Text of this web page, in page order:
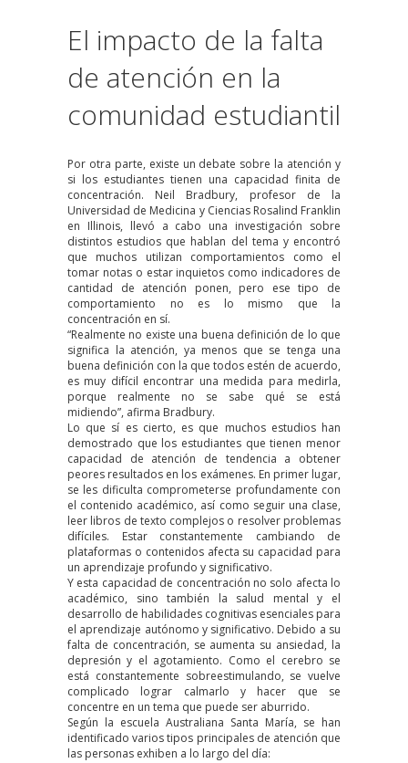
El impacto de la falta
de atención en la
comunidad estudiantil
Por otra parte, existe un debate sobre la atención y
si los estudiantes tienen una capacidad finita de
concentración. Neil Bradbury, profesor de la
Universidad de Medicina y Ciencias Rosalind Franklin
en Illinois, llevó a cabo una investigación sobre
distintos estudios que hablan del tema y encontró
que muchos utilizan comportamientos como el
tomar notas o estar inquietos como indicadores de
cantidad de atención ponen, pero ese tipo de
comportamiento no es lo mismo que la
concentración en sí.
“Realmente no existe una buena definición de lo que
significa la atención, ya menos que se tenga una
buena definición con la que todos estén de acuerdo,
es muy difícil encontrar una medida para medirla,
porque realmente no se sabe qué se está
midiendo”, afirma Bradbury.
Lo que sí es cierto, es que muchos estudios han
demostrado que los estudiantes que tienen menor
capacidad de atención de tendencia a obtener
peores resultados en los exámenes. En primer lugar,
se les dificulta comprometerse profundamente con
el contenido académico, así como seguir una clase,
leer libros de texto complejos o resolver problemas
difíciles. Estar constantemente cambiando de
plataformas o contenidos afecta su capacidad para
un aprendizaje profundo y significativo.
Y esta capacidad de concentración no solo afecta lo
académico, sino también la salud mental y el
desarrollo de habilidades cognitivas esenciales para
el aprendizaje autónomo y significativo. Debido a su
falta de concentración, se aumenta su ansiedad, la
depresión y el agotamiento. Como el cerebro se
está constantemente sobreestimulando, se vuelve
complicado lograr calmarlo y hacer que se
concentre en un tema que puede ser aburrido.
Según la escuela Australiana Santa María, se han
identificado varios tipos principales de atención que
las personas exhiben a lo largo del día: